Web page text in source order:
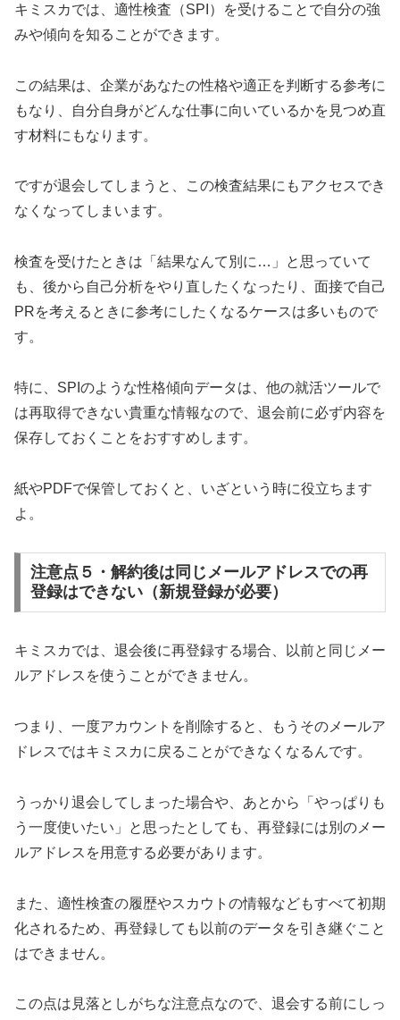
キミスカでは、適性検査（SPI）を受けることで自分の強
みや傾向を知ることができます。
この結果は、企業があなたの性格や適正を判断する参考に
もなり、自分自身がどんな仕事に向いているかを見つめ直
す材料にもなります。
ですが退会してしまうと、この検査結果にもアクセスでき
なくなってしまいます。
検査を受けたときは「結果なんて別に…」と思っていて
も、後から自己分析をやり直したくなったり、面接で自己
PRを考えるときに参考にしたくなるケースは多いもので
す。
特に、SPIのような性格傾向データは、他の就活ツールで
は再取得できない貴重な情報なので、退会前に必ず内容を
保存しておくことをおすすめします。
紙やPDFで保管しておくと、いざという時に役立ちます
よ。
注意点５・解約後は同じメールアドレスでの再
登録はできない（新規登録が必要）
キミスカでは、退会後に再登録する場合、以前と同じメー
ルアドレスを使うことができません。
つまり、一度アカウントを削除すると、もうそのメールア
ドレスではキミスカに戻ることができなくなるんです。
うっかり退会してしまった場合や、あとから「やっぱりも
う一度使いたい」と思ったとしても、再登録には別のメー
ルアドレスを用意する必要があります。
また、適性検査の履歴やスカウトの情報などもすべて初期
化されるため、再登録しても以前のデータを引き継ぐこと
はできません。
この点は見落としがちな注意点なので、退会する前にしっ